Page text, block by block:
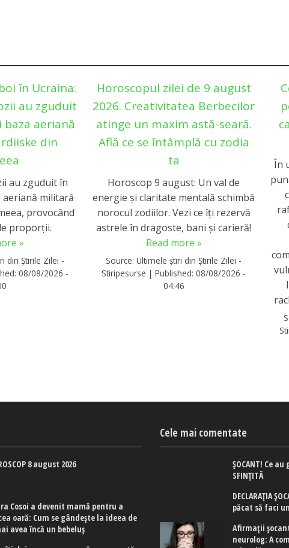
în Ucraina:
au zguduit
aeriană
din
au zguduit în
militară
provocând
proporții.
»
din Știrile Zilei -
08/08/2026 -
Horoscopul zilei de 9 august
2026. Creativitatea Berbecilor
atinge un maxim astă-seară.
Află ce se întâmplă cu zodia
ta
Horoscop 9 august: Un val de
energie și claritate mentală schimbă
norocul zodiilor. Vezi ce îți rezervă
astrele în dragoste, bani și carieră!
Read more »
Source:Ultimele știri din Știrile Zilei -
Stiripesurse |Published:08/08/2026 -
04:46
În
8 august 2026
Cosoi a devenit mamă pentru a
oară: Cum se gândește la ideea de
avea încă un bebeluș
Cele mai comentate
ȘOCANT! Ce
SFINȚITĂ
DECLARAȚIA
păcat să faci
Afirmaţii
neurolog: A